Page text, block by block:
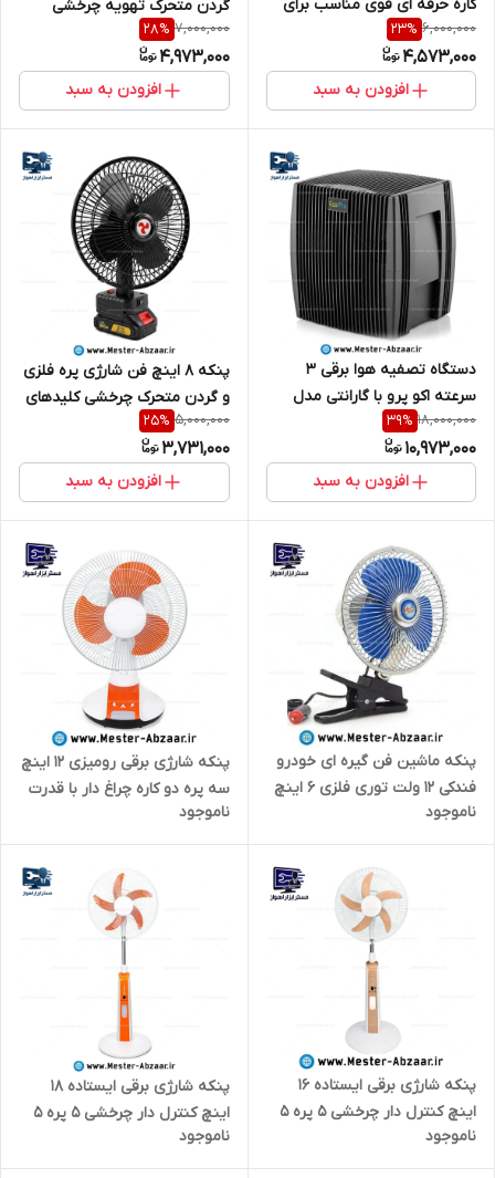
کاره حرفه ای قوی مناسب برای
مسافرت کمپ زغال آتش اسپورت
مدل SUPER STRONG WIND
6,000,000
23%
4,573,000
افزودن به سبد
گردن متحرک تهویه چرخشی
کلیددار و باتری قابل تعویض
7,000,000
28%
4,973,000
افزودن به سبد
دستگاه تصفیه هوا برقی 3
سرعته اکو پرو با گارانتی مدل
ECO PRO WP-500
18,000,000
39%
10,973,000
افزودن به سبد
پنکه 8 اینچ فن شارژی پره فلزی
و گردن متحرک چرخشی کلیدهای
قابل حمل و باتری قابل تعویض
مدل OSCILLA QL-588-8
5,000,000
25%
3,731,000
افزودن به سبد
پنکه ماشین فن گیره ای خودرو
فندکی 12 ولت توری فلزی 6 اینچ
مدل مینی OSCILLATING FAN
ناموجود
پنکه شارژی برقی رومیزی 12 اینچ
سه پره دو کاره چراغ دار با قدرت
پرتاب ویداسی فن مدل
WEIDASI WD-247
ناموجود
پنکه شارژی برقی ایستاده 16
اینچ کنترل دار چرخشی 5 پره 5
سرعته پاور بانک قوی ، چراغ دار
چندکاره ویداسی فن پرتاب بلند
ناموجود
پنکه شارژی برقی ایستاده 18
اینچ کنترل دار چرخشی 5 پره 5
سرعته پاور بانک قوی ، چراغ دار
چندکاره ویداسی فن پرتاب بلند
ناموجود